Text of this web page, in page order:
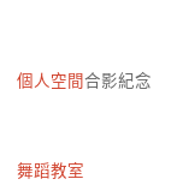
個人空間合影紀念
舞蹈教室